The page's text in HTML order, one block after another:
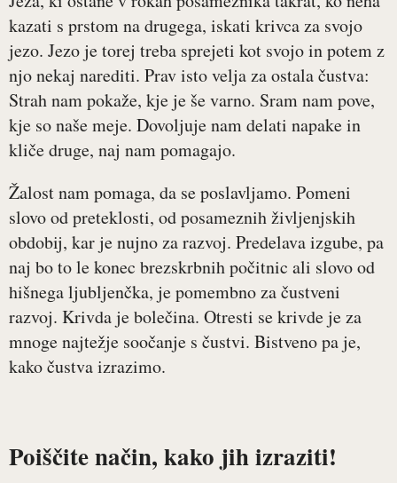
kazati s prstom na drugega, iskati krivca za svojo
jezo. Jezo je torej treba sprejeti kot svojo in potem z
njo nekaj narediti. Prav isto velja za ostala čustva:
Strah nam pokaže, kje je še varno. Sram nam pove,
kje so naše meje. Dovoljuje nam delati napake in
kliče druge, naj nam pomagajo.
Žalost nam pomaga, da se poslavljamo. Pomeni
slovo od preteklosti, od posameznih življenjskih
obdobij, kar je nujno za razvoj. Predelava izgube, pa
naj bo to le konec brezskrbnih počitnic ali slovo od
hišnega ljubljenčka, je pomembno za čustveni
razvoj. Krivda je bolečina. Otresti se krivde je za
mnoge najtežje soočanje s čustvi. Bistveno pa je,
kako čustva izrazimo.
Poiščite način, kako jih izraziti!